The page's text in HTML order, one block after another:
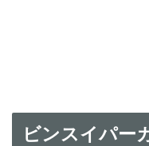
ビンスイパー